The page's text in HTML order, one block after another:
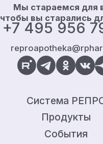
+7 495 956
Мы стараемся для
чтобы вы старались
Система
Продукты
События